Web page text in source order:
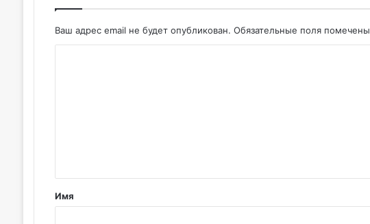
Ваш адрес email не будет опубликован. Обязательные поля помечены
т
а
Имя